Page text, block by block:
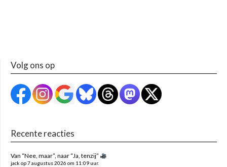
Volg ons op
Recente reacties
Van “Nee, maar”, naar “Ja, tenzij”
jack op 7 augustus 2026 om 11:09 uur.